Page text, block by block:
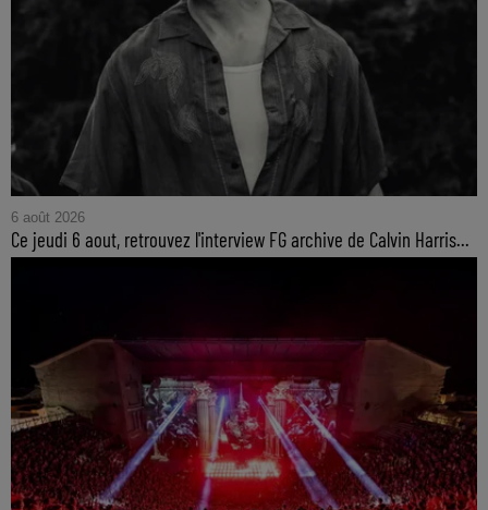
6 août 2026
Ce jeudi 6 aout, retrouvez l'interview FG archive de Calvin Harris...